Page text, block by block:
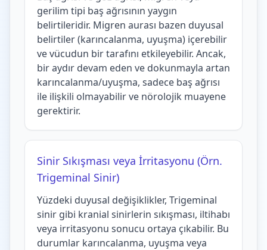
gerilim tipi baş ağrısının yaygın
belirtileridir. Migren aurası bazen duyusal
belirtiler (karıncalanma, uyuşma) içerebilir
ve vücudun bir tarafını etkileyebilir. Ancak,
bir aydır devam eden ve dokunmayla artan
karıncalanma/uyuşma, sadece baş ağrısı
ile ilişkili olmayabilir ve nörolojik muayene
gerektirir.
Sinir Sıkışması veya İrritasyonu (Örn.
Trigeminal Sinir)
Yüzdeki duyusal değişiklikler, Trigeminal
sinir gibi kranial sinirlerin sıkışması, iltihabı
veya irritasyonu sonucu ortaya çıkabilir. Bu
durumlar karıncalanma, uyuşma veya